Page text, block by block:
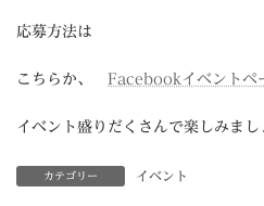
応募方法は
こちらか、 Facebookイベントペ
イベント盛りだくさんで楽しみまし
カテゴリー イベント